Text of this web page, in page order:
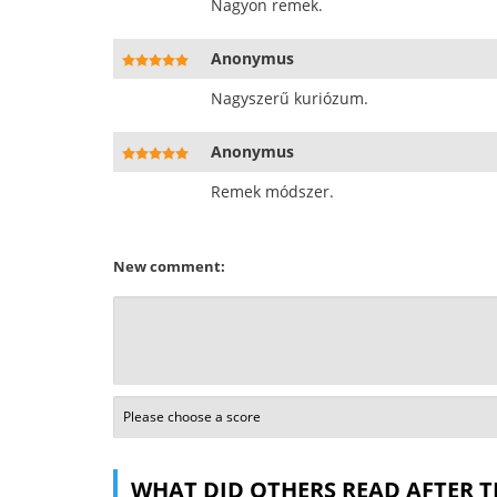
Nagyon remek.
Anonymus
Nagyszerű kuriózum.
Anonymus
Remek módszer.
New comment:
WHAT DID OTHERS READ AFTER